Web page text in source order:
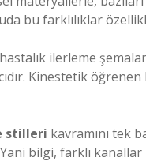
bu farklılıklar
ilerleme
Kinestetik
stilleri kavramını tek
bilgi, farklı